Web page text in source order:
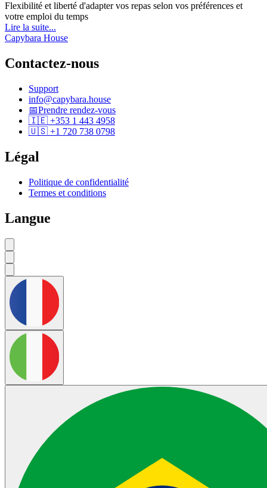
Flexibilité et liberté d'adapter vos repas selon vos préférences et
votre emploi du temps
Lire la suite...
Capybara House
Contactez-nous
Support
info@capybara.house
📅Prendre rendez-vous
🇮🇪 +353 1 443 4958
🇺🇸 +1 720 738 0798
Légal
Politique de confidentialité
Termes et conditions
Langue